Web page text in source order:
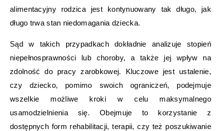
alimentacyjny rodzica jest kontynuowany tak długo, jak
długo trwa stan niedomagania dziecka.
Sąd w takich przypadkach dokładnie analizuje stopień
niepełnosprawności lub choroby, a także jej wpływ na
zdolność do pracy zarobkowej. Kluczowe jest ustalenie,
czy dziecko, pomimo swoich ograniczeń, podejmuje
wszelkie możliwe kroki w celu maksymalnego
usamodzielnienia się. Obejmuje to korzystanie z
dostępnych form rehabilitacji, terapii, czy też poszukiwanie